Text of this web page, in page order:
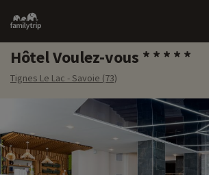
Family
trip
Hôtel Voulez-vous
Tignes Le Lac - Savoie (73)